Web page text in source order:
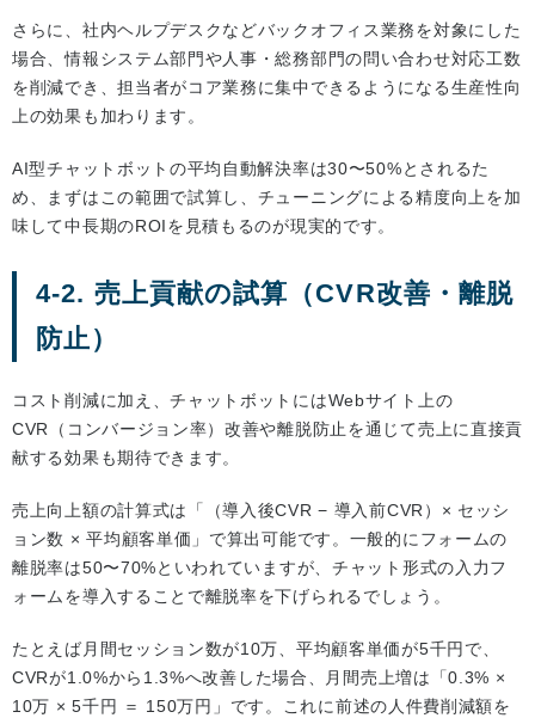
さらに、社内ヘルプデスクなどバックオフィス業務を対象にした
場合、情報システム部門や人事・総務部門の問い合わせ対応工数
を削減でき、担当者がコア業務に集中できるようになる生産性向
上の効果も加わります。
AI型チャットボットの平均自動解決率は30〜50%とされるた
め、まずはこの範囲で試算し、チューニングによる精度向上を加
味して中長期のROIを見積もるのが現実的です。
4-2. 売上貢献の試算（CVR改善・離脱
防止）
コスト削減に加え、チャットボットにはWebサイト上の
CVR（コンバージョン率）改善や離脱防止を通じて売上に直接貢
献する効果も期待できます。
売上向上額の計算式は「（導入後CVR − 導入前CVR）× セッシ
ョン数 × 平均顧客単価」で算出可能です。一般的にフォームの
離脱率は50〜70%といわれていますが、チャット形式の入力フ
ォームを導入することで離脱率を下げられるでしょう。
たとえば月間セッション数が10万、平均顧客単価が5千円で、
CVRが1.0%から1.3%へ改善した場合、月間売上増は「0.3% ×
10万 × 5千円 ＝ 150万円」です。これに前述の人件費削減額を